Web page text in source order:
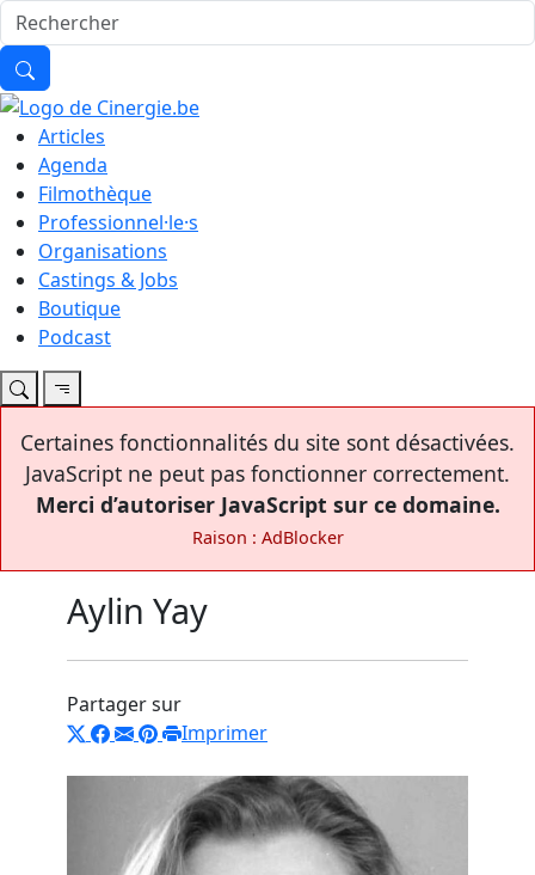
Articles
Agenda
Filmothèque
Professionnel·le·s
Organisations
Castings & Jobs
Boutique
Podcast
Certaines fonctionnalités du site sont désactivées.
JavaScript ne peut pas fonctionner correctement.
Merci d’autoriser JavaScript sur ce domaine.
Raison : AdBlocker
Aylin Yay
Partager sur
Imprimer